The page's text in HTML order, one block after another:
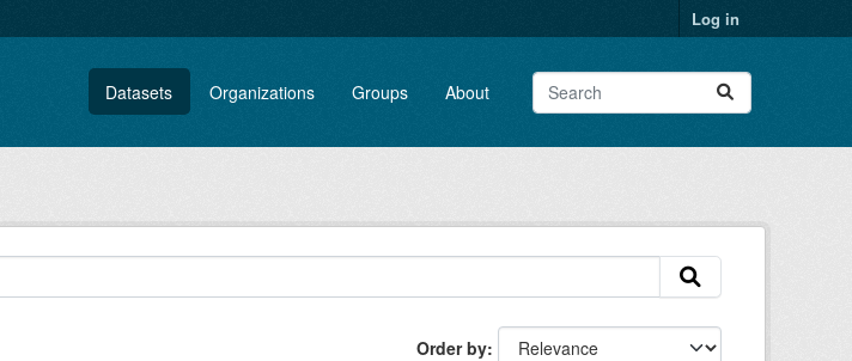
Log in
Datasets Organizations Groups About
Order by